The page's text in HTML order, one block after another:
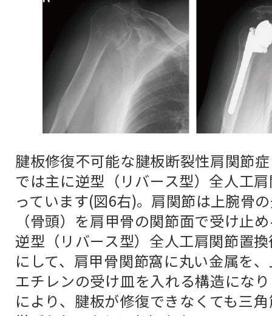
腱板修復不可能な腱板断裂性肩関節
では主に逆型（リバース型）全人工
っています(図6右)。肩関節は上腕骨
（骨頭）を肩甲骨の関節面で受け止
逆型（リバース型）全人工肩関節置
にして、肩甲骨関節窩に丸い金属を
エチレンの受け皿を入れる構造にな
により、腱板が修復できなくても三